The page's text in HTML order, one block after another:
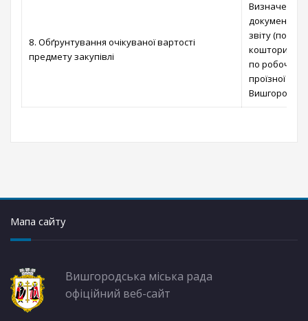
8. Обґрунтування очікуваної вартості
предмету закупівлі
Визначено
звіту
кошторисної
по
проїзної
Вишгород
Мапа сайту
Вишгородська міська рада
офіційний веб-сайт